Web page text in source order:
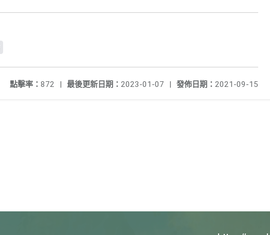
發佈日期： 2021-09-15
最後更新日期： 2023-01-07 |
點擊率： 872 |